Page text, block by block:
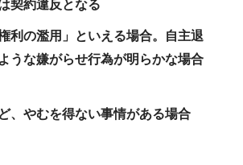
契約違反となる
利の濫用」といえる場合。自主退
うな嫌がらせ行為が明らかな場合
、やむを得ない事情がある場合